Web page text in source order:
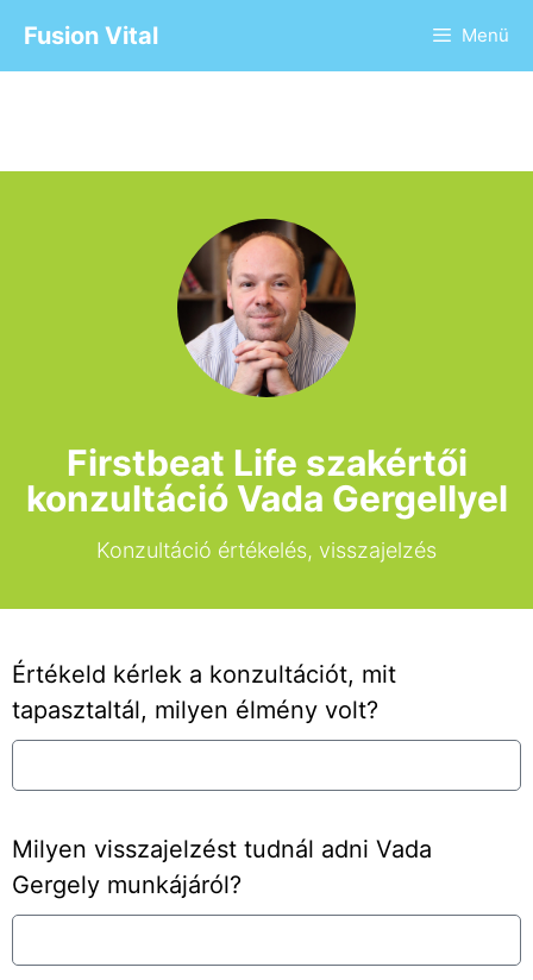
Fusion Vital Menü
Firstbeat Life szakértői
konzultáció Vada Gergellyel
Konzultáció értékelés, visszajelzés
Értékeld kérlek a konzultációt, mit
tapasztaltál, milyen élmény volt?
Milyen visszajelzést tudnál adni Vada
Gergely munkájáról?